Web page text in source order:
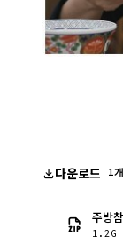
다운로드 1
주방
1.2G